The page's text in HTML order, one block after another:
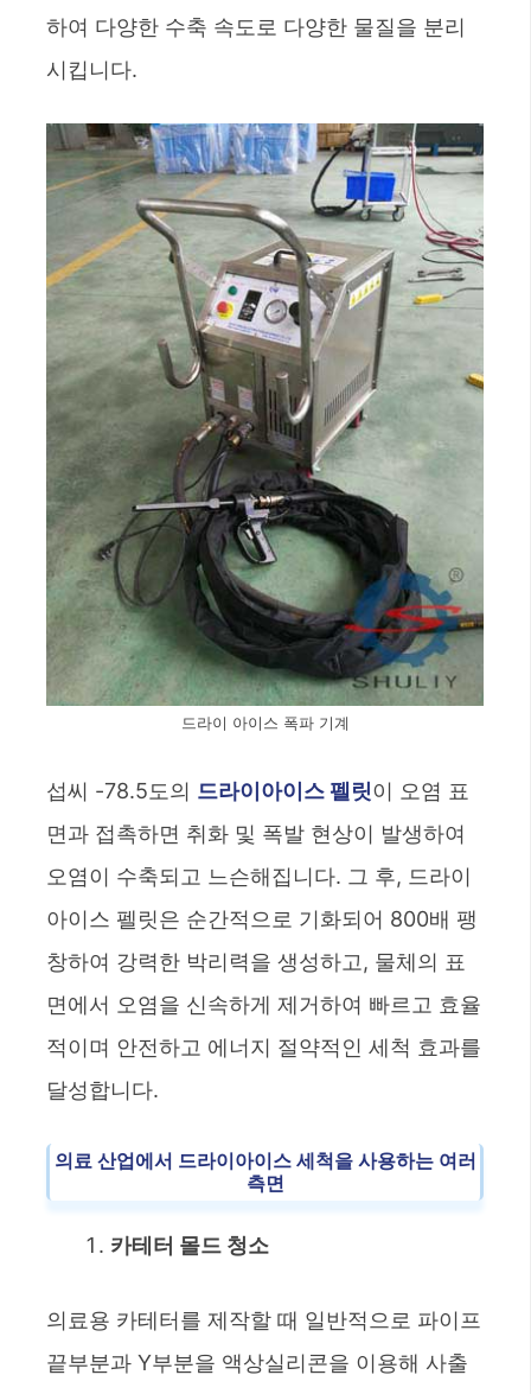
하여 다양한 수축 속도로 다양한 물질을 분리
시킵니다.
드라이 아이스 폭파 기계
섭씨 -78.5도의 드라이아이스 펠릿이 오염 표
면과 접촉하면 취화 및 폭발 현상이 발생하여
오염이 수축되고 느슨해집니다. 그 후, 드라이
아이스 펠릿은 순간적으로 기화되어 800배 팽
창하여 강력한 박리력을 생성하고, 물체의 표
면에서 오염을 신속하게 제거하여 빠르고 효율
적이며 안전하고 에너지 절약적인 세척 효과를
달성합니다.
의료 산업에서 드라이아이스 세척을 사용하는 여러
측면
카테터 몰드 청소
의료용 카테터를 제작할 때 일반적으로 파이프
끝부분과 Y부분을 액상실리콘을 이용해 사출